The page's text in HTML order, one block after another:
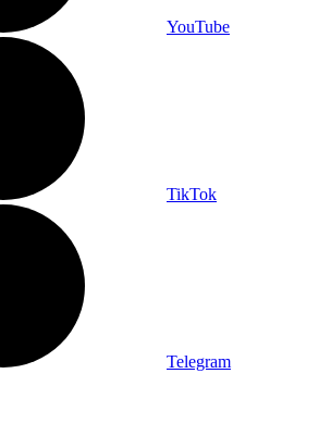
YouTube
TikTok
Telegram